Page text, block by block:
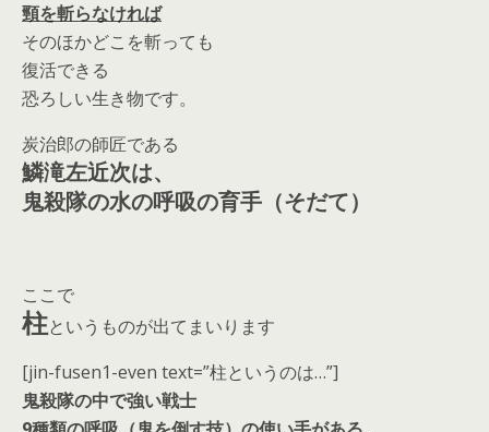
頸を斬らなければ
そのほかどこを斬っても
復活できる
恐ろしい生き物です。
炭治郎の師匠である
鱗滝左近次は、
鬼殺隊の水の呼吸の育手（そだて）
ここで
柱というものが出てまいります
[jin-fusen1-even text=”柱というのは…”]
鬼殺隊の中で強い戦士